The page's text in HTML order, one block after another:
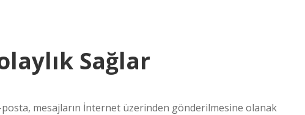
Sağlar
posta, mesajların İnternet üzerinden gönderilmesine olanak